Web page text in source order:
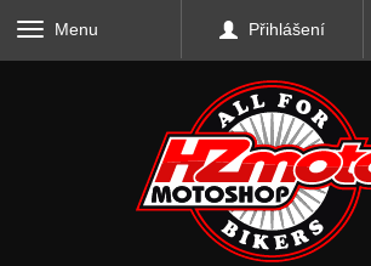
Menu Přihlášení